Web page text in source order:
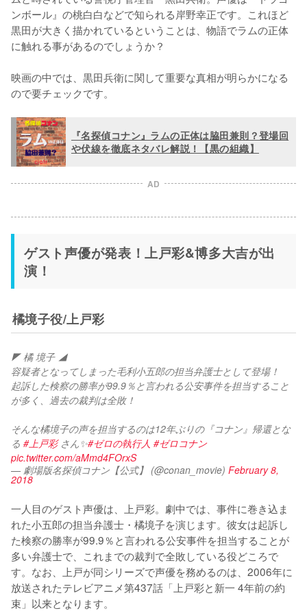
ンボール』の桃白白などで知られる岸野幸正です。これほど
黒田が大きく描かれているということは、物語でラムの正体
に触れる事があるのでしょうか？
映画の中では、黒田兵衛に関して重要な真相が明らかになる
ので要チェックです。
『名探偵コナン』ラムの正体は脇田兼則？登場回
や伏線を徹底ネタバレ解説！【黒の組織】
AD
ゲスト声優が発表！上戸彩&博多大吉が出
演！
橘境子役/上戸彩
◤ 橘 境子 ◢
容疑者となってしまった毛利小五郎の担当弁護士として登場！
起訴した検察の勝率が99.9％と言われる公安事件を担当すること
が多く、過去の裁判は全敗！
そんな橘境子の声を担当するのは12年ぶりの『コナン』帰還とな
る #上戸彩 さん✨#ゼロの執行人 #ゼロコナン
pic.twitter.com/aMmd4FOrxS
— 劇場版名探偵コナン【公式】 (@conan_movie) February 8,
2018
一人目のゲスト声優は、上戸彩。劇中では、事件に巻き込ま
れた小五郎の担当弁護士・橘境子を演じます。彼女は起訴し
た検察の勝率が99.9％と言われる公安事件を担当することが
多い弁護士で、これまでの裁判で全敗している役どころで
す。なお、上戸が同シリーズで声優を務めるのは、2006年に
放送されたテレビアニメ第437話「上戸彩と新一 4年前の約
束」以来となります。